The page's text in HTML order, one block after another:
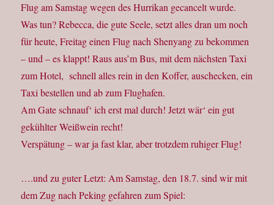
Flug am Samstag wegen des Hurrikan gecancelt wurde.
Was tun? Rebecca, die gute Seele, setzt alles dran um noch
für heute, Freitag einen Flug nach Shenyang zu bekommen
– und – es klappt! Raus aus’m Bus, mit dem nächsten Taxi
zum Hotel, schnell alles rein in den Koffer, auschecken, ein
Taxi bestellen und ab zum Flughafen.
Am Gate schnauf‘ ich erst mal durch! Jetzt wär‘ ein gut
gekühlter Weißwein recht!
Verspätung – war ja fast klar, aber trotzdem ruhiger Flug!
….und zu guter Letzt: Am Samstag, den 18.7. sind wir mit
dem Zug nach Peking gefahren zum Spiel: